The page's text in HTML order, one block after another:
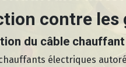
contre les
du câble
électriques